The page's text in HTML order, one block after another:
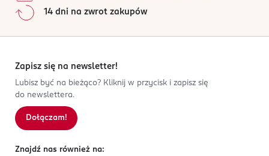
14 dni na zwrot zakupów
Zapisz się na newsletter!
Lubisz być na bieżąco? Kliknij w przycisk i zapisz się
do newslettera.
Dołączam!
Znajdź nas również na: